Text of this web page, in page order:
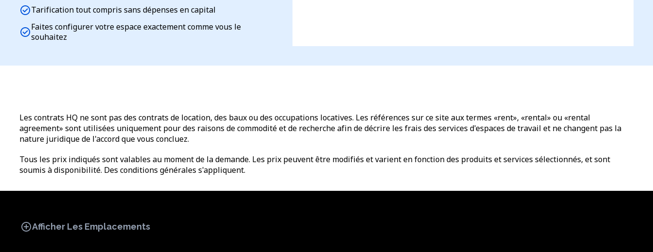
check_circleTarification tout compris sans dépenses en capital
check_circleFaites configurer votre espace exactement comme vous le
souhaitez
Les contrats HQ ne sont pas des contrats de location, des baux ou des occupations locatives. Les références sur ce site aux termes «rent», «rental» ou «rental
agreement» sont utilisées uniquement pour des raisons de commodité et de recherche afin de décrire les frais des services d'espaces de travail et ne changent pas la
nature juridique de l'accord que vous concluez.
Tous les prix indiqués sont valables au moment de la demande. Les prix peuvent être modifiés et varient en fonction des produits et services sélectionnés, et sont
soumis à disponibilité. Des conditions générales s'appliquent.
add_circleAfficher Les Emplacements